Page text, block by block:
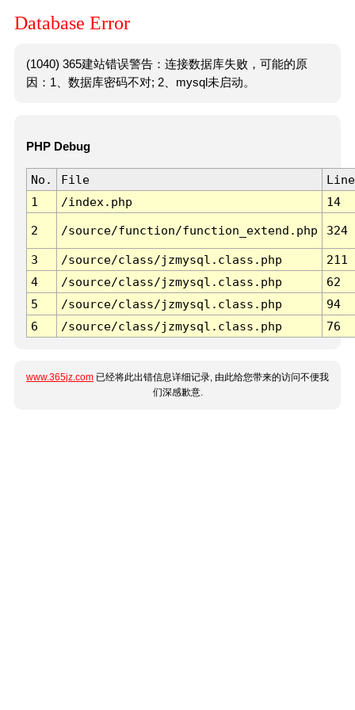
Database Error
(1040) 365建站错误警告：连接数据库失败，可能的原
因：1、数据库密码不对; 2、mysql未启动。
PHP Debug
No. File
Line
1
/index.php 14
2 /source/function/function_extend.php 324
3 /source/class/jzmysql.class.php
211
4
/source/class/jzmysql.class.php
62
5
/source/class/jzmysql.class.php
94
6
/source/class/jzmysql.class.php 76
www.365jz.com 已经将此出错信息详细记录, 由此给您带来的访问不便我
们深感歉意.